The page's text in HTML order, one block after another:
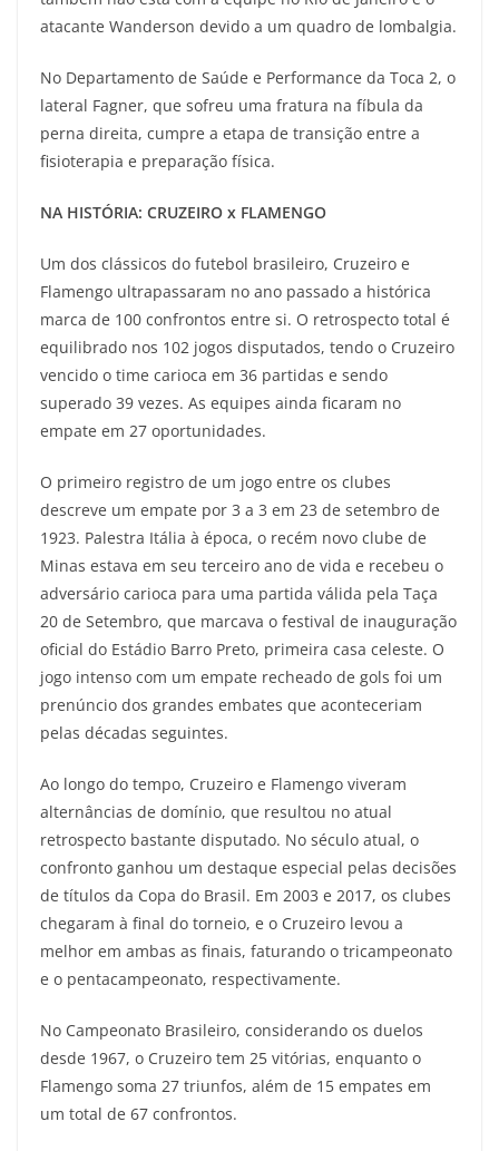
atacante Wanderson devido a um quadro de lombalgia.
No Departamento de Saúde e Performance da Toca 2, o
lateral Fagner, que sofreu uma fratura na fíbula da
perna direita, cumpre a etapa de transição entre a
fisioterapia e preparação física.
NA HISTÓRIA: CRUZEIRO x FLAMENGO
Um dos clássicos do futebol brasileiro, Cruzeiro e
Flamengo ultrapassaram no ano passado a histórica
marca de 100 confrontos entre si. O retrospecto total é
equilibrado nos 102 jogos disputados, tendo o Cruzeiro
vencido o time carioca em 36 partidas e sendo
superado 39 vezes. As equipes ainda ficaram no
empate em 27 oportunidades.
O primeiro registro de um jogo entre os clubes
descreve um empate por 3 a 3 em 23 de setembro de
1923. Palestra Itália à época, o recém novo clube de
Minas estava em seu terceiro ano de vida e recebeu o
adversário carioca para uma partida válida pela Taça
20 de Setembro, que marcava o festival de inauguração
oficial do Estádio Barro Preto, primeira casa celeste. O
jogo intenso com um empate recheado de gols foi um
prenúncio dos grandes embates que aconteceriam
pelas décadas seguintes.
Ao longo do tempo, Cruzeiro e Flamengo viveram
alternâncias de domínio, que resultou no atual
retrospecto bastante disputado. No século atual, o
confronto ganhou um destaque especial pelas decisões
de títulos da Copa do Brasil. Em 2003 e 2017, os clubes
chegaram à final do torneio, e o Cruzeiro levou a
melhor em ambas as finais, faturando o tricampeonato
e o pentacampeonato, respectivamente.
No Campeonato Brasileiro, considerando os duelos
desde 1967, o Cruzeiro tem 25 vitórias, enquanto o
Flamengo soma 27 triunfos, além de 15 empates em
um total de 67 confrontos.